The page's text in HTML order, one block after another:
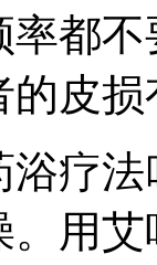
都
的皮
浴疗
用